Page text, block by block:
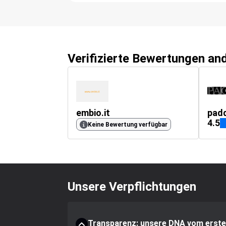
Verifizierte Bewertungen
embio.it
Keine Bewertung verfügbar
4.5
Unsere Verpflichtungen
Transparenz: unsere DNA vom